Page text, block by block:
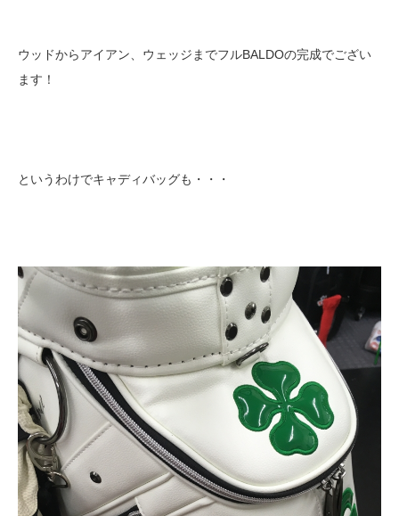
ウッドからアイアン、ウェッジまでフルBALDOの完成でござい
ます！
というわけでキャディバッグも・・・